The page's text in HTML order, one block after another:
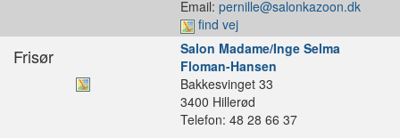
Email: pernille@salonkazoon.dk
find vej
Frisør
Salon Madame/Inge Selma
Floman-Hansen
Bakkesvinget 33
3400 Hillerød
Telefon: 48 28 66 37